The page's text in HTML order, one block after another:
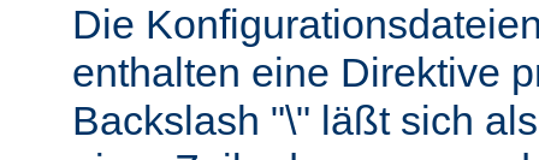
Die
enthalten eine Direktive
Backslash "\" läßt sich